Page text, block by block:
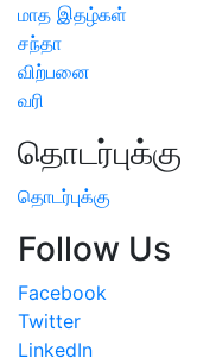
மாத இதழ்கள்
சந்தா
விற்பனை
வரி
தொடர்புக்கு
தொடர்புக்கு
Follow Us
Facebook
Twitter
LinkedIn